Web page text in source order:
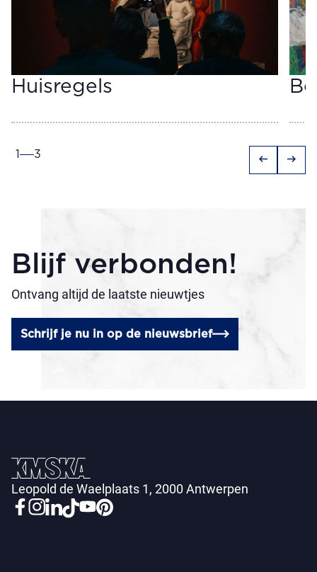
Huisregels
1 3 arrow_left_alt arrow_right_alt
Blijf verbonden!
Ontvang altijd de laatste nieuwtjes
Schrijf je nu in op de nieuwsbrief
Leopold de Waelplaats 1, 2000 Antwerpen